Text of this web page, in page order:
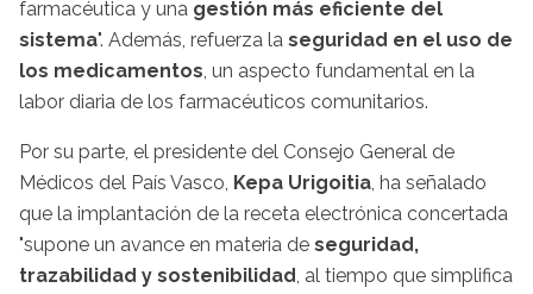
farmacéutica y una gestión más eficiente del
sistema". Además, refuerza la seguridad en el uso de
los medicamentos, un aspecto fundamental en la
labor diaria de los farmacéuticos comunitarios.
Por su parte, el presidente del Consejo General de
Médicos del País Vasco, Kepa Urigoitia, ha señalado
que la implantación de la receta electrónica concertada
"supone un avance en materia de seguridad,
trazabilidad y sostenibilidad, al tiempo que simplifica